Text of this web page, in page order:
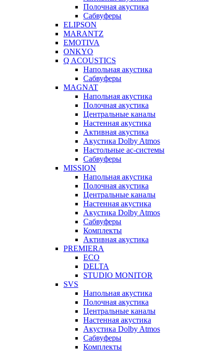
Полочная акустика
Сабвуферы
ELIPSON
MARANTZ
EMOTIVA
ONKYO
Q ACOUSTICS
Напольная акустика
Сабвуферы
MAGNAT
Напольная акустика
Полочная акустика
Центральные каналы
Настенная акустика
Активная акустика
Акустика Dolby Atmos
Настольные ас-системы
Сабвуферы
MISSION
Напольная акустика
Полочная акустика
Центральные каналы
Настенная акустика
Акустика Dolby Atmos
Сабвуферы
Комплекты
Активная акустика
PREMIERA
ECO
DELTA
STUDIO MONITOR
SVS
Напольная акустика
Полочная акустика
Центральные каналы
Настенная акустика
Акустика Dolby Atmos
Сабвуферы
Комплекты